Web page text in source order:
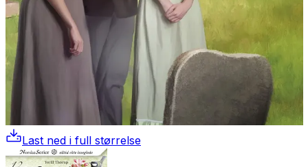
Last ned i full størrelse